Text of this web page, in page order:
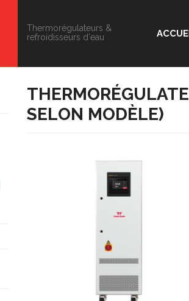
Thermorégulateurs &
refroidisseurs d'eau
SELON MODÈLE)